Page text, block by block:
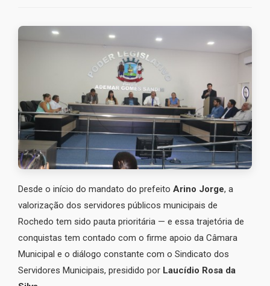
Desde o início do mandato do prefeito Arino Jorge, a
valorização dos servidores públicos municipais de
Rochedo tem sido pauta prioritária — e essa trajetória de
conquistas tem contado com o firme apoio da Câmara
Municipal e o diálogo constante com o Sindicato dos
Servidores Municipais, presidido por Laucídio Rosa da